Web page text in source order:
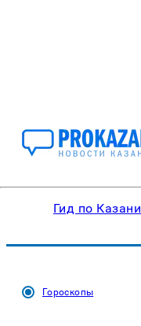
Гид по Казани
Гороскопы